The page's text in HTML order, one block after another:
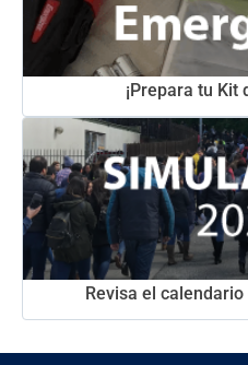
¡Prepara tu Kit
Revisa el